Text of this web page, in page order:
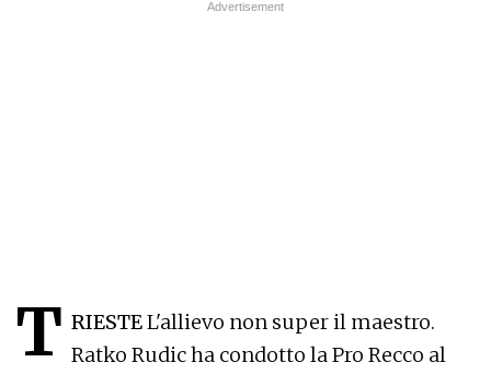
T RIESTEL'allievo non super il maestro.
Ratko Rudic ha condotto la Pro Recco al